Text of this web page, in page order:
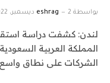
بواسطة eshrag 2 ديسمبر، 2022
لندن: كشفت دراسة
المملكة العربية
الشركات على نطاق